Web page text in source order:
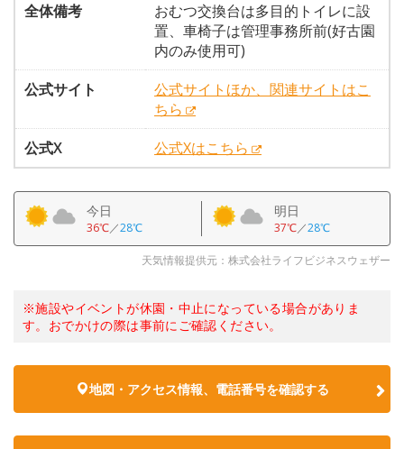
全体備考
おむつ交換台は多目的トイレに設
置、車椅子は管理事務所前(好古園
内のみ使用可)
公式サイト
公式サイトほか、関連サイトはこ
ちら
公式X
公式Xはこちら
今日
36℃／28℃
明日
37℃／28℃
天気情報提供元：株式会社ライフビジネスウェザー
※施設やイベントが休園・中止になっている場合がありま
す。おでかけの際は事前にご確認ください。
地図・アクセス情報、電話番号を確認する